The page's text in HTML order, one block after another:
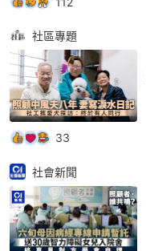
社區專題
33
社會新聞